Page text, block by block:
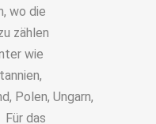
wo die
zählen
wie
Polen, Ungarn,
Für das